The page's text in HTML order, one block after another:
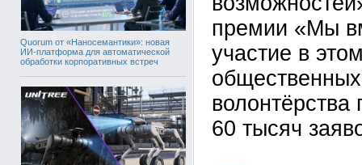
Quorum от «Наносемантики»: новая
ИИ-платформа для автоматической
обработки корпоративных встреч
премии «Мы
участие в
60 тысяч